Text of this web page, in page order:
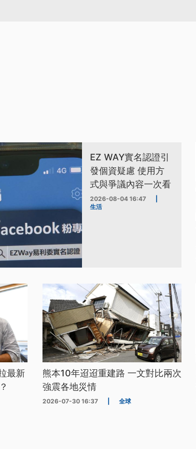
EZ WAY實名認證引
發個資疑慮 使用方
式與爭議內容一次看
2026-08-04 16:47
生活
最新
熊本10年迢迢重建路 一文對比兩次
強震各地災情
2026-07-30 16:37 全球